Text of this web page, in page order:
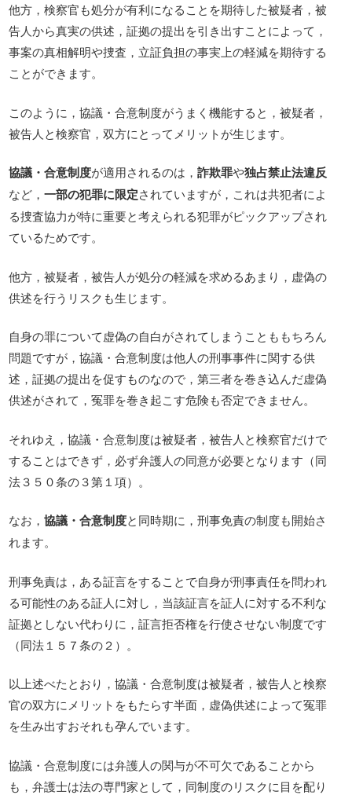
他方，検察官も処分が有利になることを期待した被疑者，被
告人から真実の供述，証拠の提出を引き出すことによって，
事案の真相解明や捜査，立証負担の事実上の軽減を期待する
ことができます。
このように，協議・合意制度がうまく機能すると，被疑者，
被告人と検察官，双方にとってメリットが生じます。
協議・合意制度が適用されるのは，詐欺罪や独占禁止法違反
など，一部の犯罪に限定されていますが，これは共犯者によ
る捜査協力が特に重要と考えられる犯罪がピックアップされ
ているためです。
他方，被疑者，被告人が処分の軽減を求めるあまり，虚偽の
供述を行うリスクも生じます。
自身の罪について虚偽の自白がされてしまうことももちろん
問題ですが，協議・合意制度は他人の刑事事件に関する供
述，証拠の提出を促すものなので，第三者を巻き込んだ虚偽
供述がされて，冤罪を巻き起こす危険も否定できません。
それゆえ，協議・合意制度は被疑者，被告人と検察官だけで
することはできず，必ず弁護人の同意が必要となります（同
法３５０条の３第１項）。
なお，協議・合意制度と同時期に，刑事免責の制度も開始さ
れます。
刑事免責は，ある証言をすることで自身が刑事責任を問われ
る可能性のある証人に対し，当該証言を証人に対する不利な
証拠としない代わりに，証言拒否権を行使させない制度です
（同法１５７条の２）。
以上述べたとおり，協議・合意制度は被疑者，被告人と検察
官の双方にメリットをもたらす半面，虚偽供述によって冤罪
を生み出すおそれも孕んでいます。
協議・合意制度には弁護人の関与が不可欠であることから
も，弁護士は法の専門家として，同制度のリスクに目を配り